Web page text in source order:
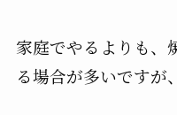
家庭でやるよりも、
る場合が多いですが、